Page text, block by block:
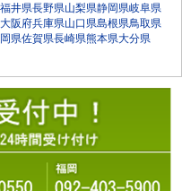
福井県長野県山梨県静岡県岐阜県
大阪府兵庫県山口県島根県鳥取県
県佐賀県長崎県熊本県大分県